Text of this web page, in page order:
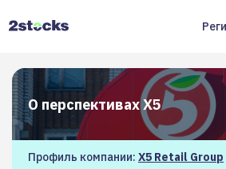
О перспективах X5
Профиль компании: X5 Retail Group